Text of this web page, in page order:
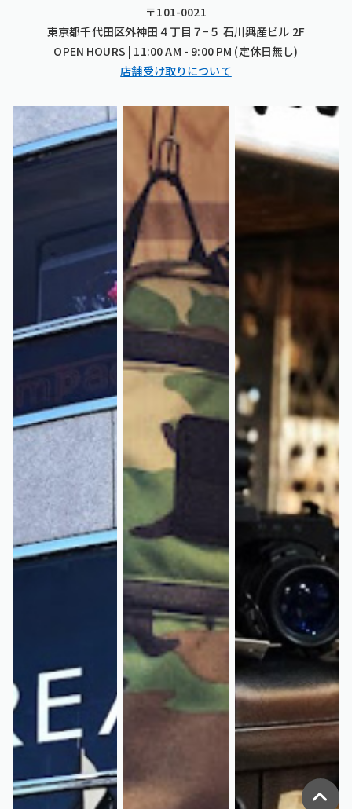
〒101-0021
東京都千代田区外神田４丁目７−５ 石川興産ビル 2F
OPEN HOURS | 11:00 AM - 9:00 PM (定休日無し)
店舗受け取りについて